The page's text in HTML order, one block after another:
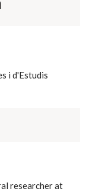
i d'Estudis
researcher at